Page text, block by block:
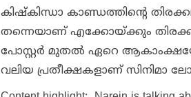
കിഷ്‌കിന്ധാ കാണ്ഡത്തിന്റെ
തന്നെയാണ് എക്കോയ്ക്കും
പോസ്റ്റര്‍ മുതല്‍ ഏറെ
വലിയ പ്രതീക്ഷകളാണ് സിനിമാ